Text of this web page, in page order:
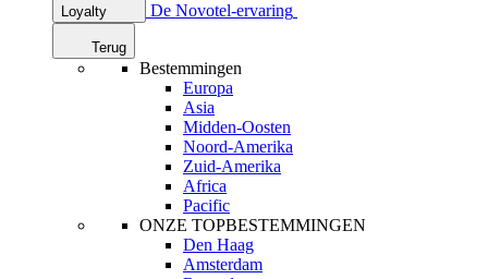
Loyalty De Novotel-ervaring
Terug
Bestemmingen
Europa
Asia
Midden-Oosten
Noord-Amerika
Zuid-Amerika
Africa
Pacific
ONZE TOPBESTEMMINGEN
Den Haag
Amsterdam